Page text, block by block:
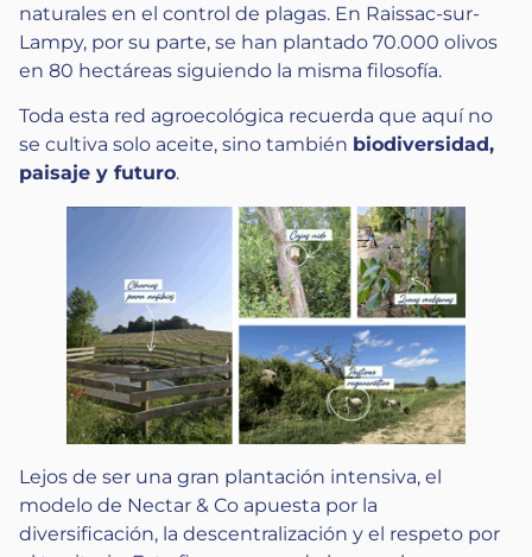
naturales en el control de plagas. En Raissac-sur-
Lampy, por su parte, se han plantado 70.000 olivos
en 80 hectáreas siguiendo la misma filosofía.
Toda esta red agroecológica recuerda que aquí no
se cultiva solo aceite, sino también biodiversidad,
paisaje y futuro.
Lejos de ser una gran plantación intensiva, el
modelo de Nectar & Co apuesta por la
diversificación, la descentralización y el respeto por